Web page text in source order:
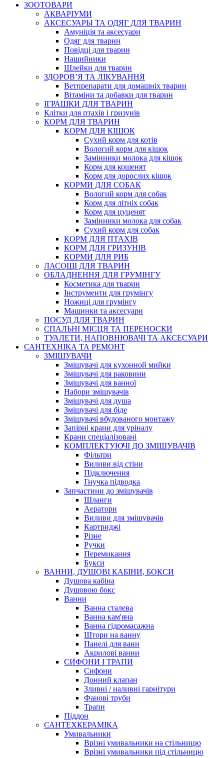
ЗООТОВАРИ
АКВАРІУМИ
АКСЕСУАРЫ ТА ОДЯГ ДЛЯ ТВАРИН
Амуніція та аксесуари
Одяг для тварин
Повідці для тварин
Нашийники
Шлейки для тварин
ЗДОРОВ’Я ТА ЛІКУВАННЯ
Ветпрепарати для домашніх тварин
Вітаміни та добавки для тварин
ІГРАШКИ ДЛЯ ТВАРИН
Клітки для птахів і гризунів
КОРМ ДЛЯ ТВАРИН
КОРМ ДЛЯ КІШОК
Сухий корм для котів
Вологий корм для кішок
Замінники молока для кішок
Корм для кошенят
Корм для дорослих кішок
КОРМИ ДЛЯ СОБАК
Вологий корм для собак
Корм для літніх собак
Корм для цуценят
Замінники молока для собак
Сухий корм для собак
КОРМ ДЛЯ ПТАХІВ
КОРМ ДЛЯ ГРИЗУНІВ
КОРМИ ДЛЯ РИБ
ЛАСОЩІ ДЛЯ ТВАРИН
ОБЛАДНЕННЯ ДЛЯ ГРУМІНГУ
Косметика для тварин
Інструменти для грумінгу
Ножиці для грумінгу
Машинки та аксесуари
ПОСУД ДЛЯ ТВАРИН
СПАЛЬНІ МІСЦЯ ТА ПЕРЕНОСКИ
ТУАЛЕТИ, НАПОВНЮВАЧІ ТА АКСЕСУАРИ
САНТЕХНІКА ТА РЕМОНТ
ЗМІШУВАЧИ
Змішувачі для кухонной мийки
Змішувачі для раковини
Змішувачі для ванної
Набори змішувачів
Змішувачі для душа
Змішувачі для біде
Змішувачі вбудованого монтажу
Запірні крани для уріналу
Крани спеціалізовані
КОМПЛЕКТУЮЧІ ДО ЗМІШУВАЧІВ
Фільтри
Виливи від стіни
Підключення
Гнучка підводка
Запчастини до змішувачів
Шланги
Аератори
Виливи для змішувачів
Картриджі
Різне
Ручки
Перемикання
Букси
ВАННИ, ДУШОВІ КАБІНИ, БОКСИ
Душова кабіна
Душовою бокс
Ванни
Ванна сталева
Ванна кам'яна
Ванна гідромасажна
Штори на ванну
Панелі для ванн
Акрилові ванни
СИФОНИ І ТРАПИ
Сифони
Донний клапан
Зливні / наливні гарнітури
Фанові труби
Трапи
Піддон
САНТЕХКЕРАМІКА
Умивальники
Врізні умивальники на стільницю
Врізні умивальники під стільницю